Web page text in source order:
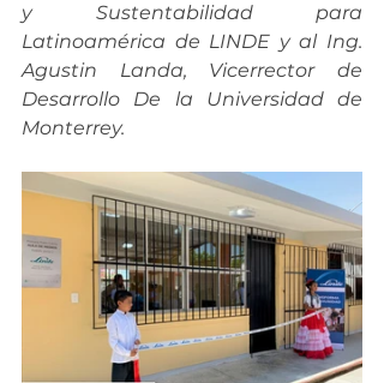
y Sustentabilidad para
Latinoamérica de LINDE y al Ing.
Agustin Landa, Vicerrector de
Desarrollo De la Universidad de
Monterrey.